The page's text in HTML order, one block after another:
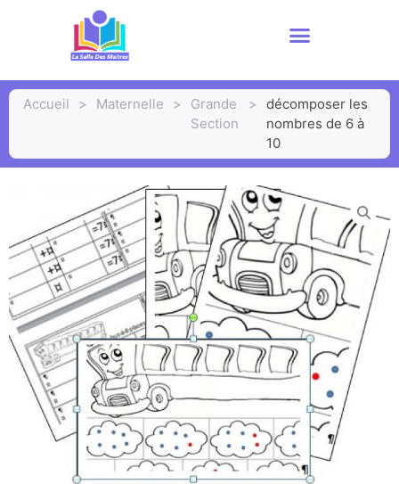
Accueil > Maternelle >
Grande
Section
>
décomposer les
nombres de 6 à
10